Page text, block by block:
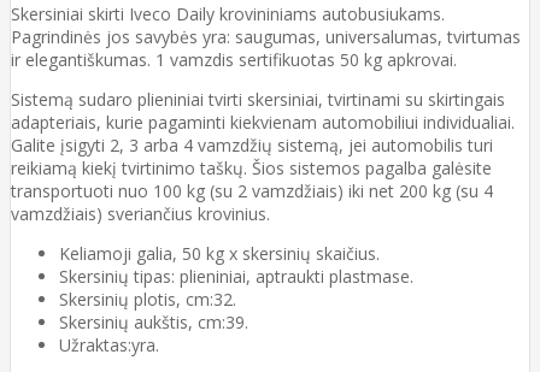
Skersiniai skirti Iveco Daily krovininiams autobusiukams.
Pagrindinės jos savybės yra: saugumas, universalumas, tvirtumas
ir elegantiškumas. 1 vamzdis sertifikuotas 50 kg apkrovai.
Sistemą sudaro plieniniai tvirti skersiniai, tvirtinami su skirtingais
adapteriais, kurie pagaminti kiekvienam automobiliui individualiai.
Galite įsigyti 2, 3 arba 4 vamzdžių sistemą, jei automobilis turi
reikiamą kiekį tvirtinimo taškų. Šios sistemos pagalba galėsite
transportuoti nuo 100 kg (su 2 vamzdžiais) iki net 200 kg (su 4
vamzdžiais) sveriančius krovinius.
Keliamoji galia, 50 kg x skersinių skaičius.
Skersinių tipas: plieniniai, aptraukti plastmase.
Skersinių plotis, cm:32.
Skersinių aukštis, cm:39.
Užraktas:yra.